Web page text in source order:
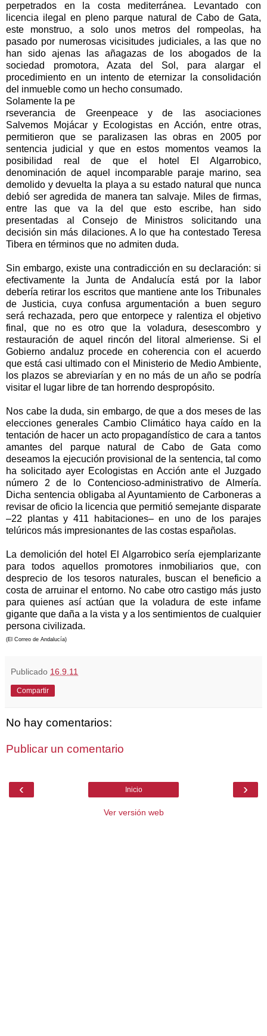
perpetrados en la costa mediterránea. Levantado con
licencia ilegal en pleno parque natural de Cabo de Gata,
este monstruo, a solo unos metros del rompeolas, ha
pasado por numerosas vicisitudes judiciales, a las que no
han sido ajenas las añagazas de los abogados de la
sociedad promotora, Azata del Sol, para alargar el
procedimiento en un intento de eternizar la consolidación
del inmueble como un hecho consumado.
Solamente la pe
rseverancia de Greenpeace y de las asociaciones
Salvemos Mojácar y Ecologistas en Acción, entre otras,
permitieron que se paralizasen las obras en 2005 por
sentencia judicial y que en estos momentos veamos la
posibilidad real de que el hotel El Algarrobico,
denominación de aquel incomparable paraje marino, sea
demolido y devuelta la playa a su estado natural que nunca
debió ser agredida de manera tan salvaje. Miles de firmas,
entre las que va la del que esto escribe, han sido
presentadas al Consejo de Ministros solicitando una
decisión sin más dilaciones. A lo que ha contestado Teresa
Tibera en términos que no admiten duda.
Sin embargo, existe una contradicción en su declaración: si
efectivamente la Junta de Andalucía está por la labor
debería retirar los escritos que mantiene ante los Tribunales
de Justicia, cuya confusa argumentación a buen seguro
será rechazada, pero que entorpece y ralentiza el objetivo
final, que no es otro que la voladura, desescombro y
restauración de aquel rincón del litoral almeriense. Si el
Gobierno andaluz procede en coherencia con el acuerdo
que está casi ultimado con el Ministerio de Medio Ambiente,
los plazos se abreviarían y en no más de un año se podría
visitar el lugar libre de tan horrendo despropósito.
Nos cabe la duda, sin embargo, de que a dos meses de las
elecciones generales Cambio Climático haya caído en la
tentación de hacer un acto propagandístico de cara a tantos
amantes del parque natural de Cabo de Gata como
deseamos la ejecución provisional de la sentencia, tal como
ha solicitado ayer Ecologistas en Acción ante el Juzgado
número 2 de lo Contencioso-administrativo de Almería.
Dicha sentencia obligaba al Ayuntamiento de Carboneras a
revisar de oficio la licencia que permitió semejante disparate
–22 plantas y 411 habitaciones– en uno de los parajes
telúricos más impresionantes de las costas españolas.
La demolición del hotel El Algarrobico sería ejemplarizante
para todos aquellos promotores inmobiliarios que, con
desprecio de los tesoros naturales, buscan el beneficio a
costa de arruinar el entorno. No cabe otro castigo más justo
para quienes así actúan que la voladura de este infame
gigante que daña a la vista y a los sentimientos de cualquier
persona civilizada.
(El Correo de Andalucía)
Publicado 16.9.11
Compartir
No hay comentarios:
Publicar un comentario
‹ ›
Inicio
Ver versión web